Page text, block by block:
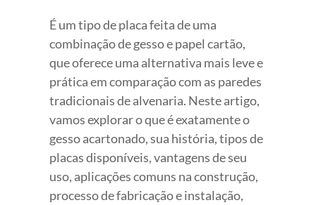
É um tipo de placa feita de uma
combinação de gesso e papel cartão,
que oferece uma alternativa mais leve e
prática em comparação com as paredes
tradicionais de alvenaria. Neste artigo,
vamos explorar o que é exatamente o
gesso acartonado, sua história, tipos de
placas disponíveis, vantagens de seu
uso, aplicações comuns na construção,
processo de fabricação e instalação,